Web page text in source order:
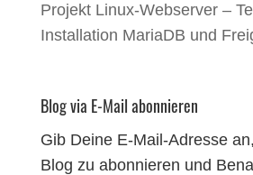
Projekt Linux-Webserver –
Installation MariaDB und
Blog via E-Mail abonnieren
Gib Deine E-Mail-Adresse
Blog zu abonnieren und